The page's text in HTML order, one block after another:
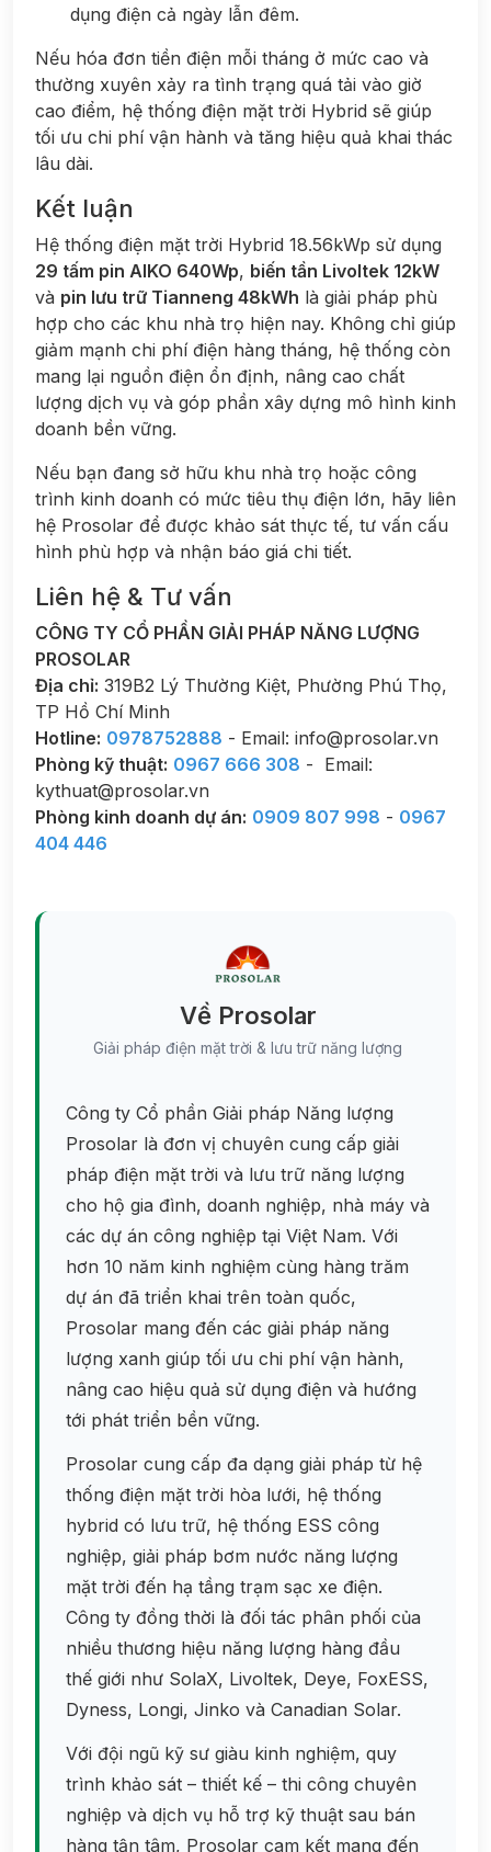
dụng điện cả ngày lẫn đêm.
Nếu hóa đơn tiền điện mỗi tháng ở mức cao và
thường xuyên xảy ra tình trạng quá tải vào giờ
cao điểm, hệ thống điện mặt trời Hybrid sẽ giúp
tối ưu chi phí vận hành và tăng hiệu quả khai thác
lâu dài.
Kết luận
Hệ thống điện mặt trời Hybrid 18.56kWp sử dụng
29 tấm pin AIKO 640Wp, biến tần Livoltek 12kW
và pin lưu trữ Tianneng 48kWh là giải pháp phù
hợp cho các khu nhà trọ hiện nay. Không chỉ giúp
giảm mạnh chi phí điện hàng tháng, hệ thống còn
mang lại nguồn điện ổn định, nâng cao chất
lượng dịch vụ và góp phần xây dựng mô hình kinh
doanh bền vững.
Nếu bạn đang sở hữu khu nhà trọ hoặc công
trình kinh doanh có mức tiêu thụ điện lớn, hãy liên
hệ Prosolar để được khảo sát thực tế, tư vấn cấu
hình phù hợp và nhận báo giá chi tiết.
Liên hệ & Tư vấn
CÔNG TY CỔ PHẦN GIẢI PHÁP NĂNG LƯỢNG
PROSOLAR
Địa chỉ: 319B2 Lý Thường Kiệt, Phường Phú Thọ,
TP Hồ Chí Minh
Hotline: 0978752888 - Email: info@prosolar.vn
Phòng kỹ thuật: 0967 666 308 - Email:
kythuat@prosolar.vn
Phòng kinh doanh dự án: 0909 807 998 - 0967
404 446
Về Prosolar
Giải pháp điện mặt trời & lưu trữ năng lượng
Công ty Cổ phần Giải pháp Năng lượng
Prosolar là đơn vị chuyên cung cấp giải
pháp điện mặt trời và lưu trữ năng lượng
cho hộ gia đình, doanh nghiệp, nhà máy và
các dự án công nghiệp tại Việt Nam. Với
hơn 10 năm kinh nghiệm cùng hàng trăm
dự án đã triển khai trên toàn quốc,
Prosolar mang đến các giải pháp năng
lượng xanh giúp tối ưu chi phí vận hành,
nâng cao hiệu quả sử dụng điện và hướng
tới phát triển bền vững.
Prosolar cung cấp đa dạng giải pháp từ hệ
thống điện mặt trời hòa lưới, hệ thống
hybrid có lưu trữ, hệ thống ESS công
nghiệp, giải pháp bơm nước năng lượng
mặt trời đến hạ tầng trạm sạc xe điện.
Công ty đồng thời là đối tác phân phối của
nhiều thương hiệu năng lượng hàng đầu
thế giới như SolaX, Livoltek, Deye, FoxESS,
Dyness, Longi, Jinko và Canadian Solar.
Với đội ngũ kỹ sư giàu kinh nghiệm, quy
trình khảo sát – thiết kế – thi công chuyên
nghiệp và dịch vụ hỗ trợ kỹ thuật sau bán
hàng tận tâm, Prosolar cam kết mang đến